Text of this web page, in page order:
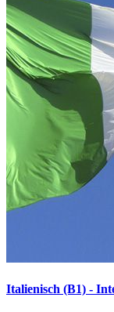
Italienisch (B1) -